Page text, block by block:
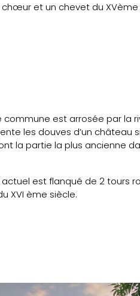
chœur et un chevet du
est arrosée par la
les douves d’un château
la partie la plus ancienne
est flanqué de 2 tours
XVI ème siècle.